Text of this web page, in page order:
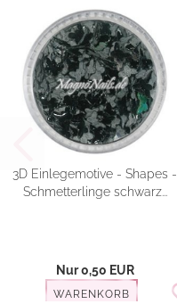
3D Einlegemotive - Shapes -
Schmetterlinge schwarz...
Nur 0,50 EUR
WARENKORB